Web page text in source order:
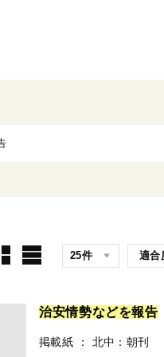
治安情勢などを報告
掲載紙 ：
北中：朝刊